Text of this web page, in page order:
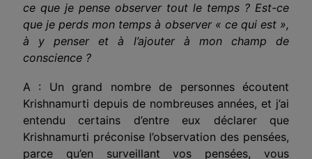
ce que je pense observer tout le temps ? Est-ce
que je perds mon temps à observer « ce qui est »,
à y penser et à l’ajouter à mon champ de
conscience ?
A : Un grand nombre de personnes écoutent
Krishnamurti depuis de nombreuses années, et j’ai
entendu certains d’entre eux déclarer que
Krishnamurti préconise l’observation des pensées,
parce qu’en surveillant vos pensées, vous